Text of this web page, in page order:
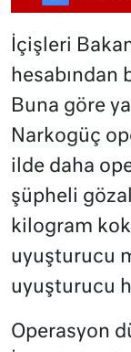
İçişleri
hesabından
Buna göre
Narkogüç
ilde daha
şüpheli
kilogram
uyuşturucu
uyuşturucu
Operasyon